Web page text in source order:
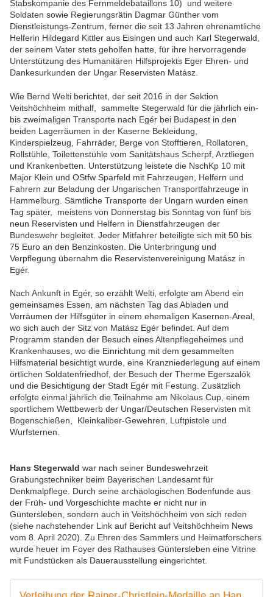
Stabskompanie des Fernmeldebataillons 10) und weitere
Soldaten sowie Regierungsrätin Dagmar Günther vom
Dienstleistungs-Zentrum, ferner die seit 13 Jahren ehrenamtliche
Helferin Hildegard Kittler aus Eisingen und auch Karl Stegerwald,
der seinem Vater stets geholfen hatte, für ihre hervorragende
Unterstützung des Humanitären Hilfsprojekts Eger Ehren- und
Dankesurkunden der Ungar Reservisten Matász.
Wie Bernd Welti berichtet, der seit 2016 in der Sektion
Veitshöchheim mithalf, sammelte Stegerwald für die jährlich ein-
bis zweimaligen Transporte nach Egér bei Budapest in den
beiden Lagerräumen in der Kaserne Bekleidung,
Kinderspielzeug, Fahrräder, Berge von Stofftieren, Rollatoren,
Rollstühle, Toilettenstühle vom Sanitätshaus Scherpf, Arztliegen
und Krankenbetten. Unterstützung leistete die NschKp 10 mit
Major Klein und OStfw Sparfeld mit Fahrzeugen, Helfern und
Fahrern zur Beladung der Ungarischen Transportfahrzeuge in
Hammelburg. Sämtliche Transporte der Ungarn wurden einen
Tag später, meistens von Donnerstag bis Sonntag von fünf bis
neun Reservisten und Helfern in Dienstfahrzeugen der
Bundeswehr begleitet. Jeder Mitfahrer beteiligte sich mit 50 bis
75 Euro an den Benzinkosten. Die Unterbringung und
Verpflegung übernahm die Reservistenvereinigung Matász in
Egér.
Nach Ankunft in Egér, so erzählt Welti, erfolgte am Abend ein
gemeinsames Essen, am nächsten Tag das Abladen und
Verräumen der Hilfsgüter in einem ehemaligen Kasernen-Areal,
wo sich auch der Sitz von Matász Egér befindet. Auf dem
Programm standen der Besuch eines Altenpflegeheimes und
Krankenhauses, wo die Einrichtung mit dem gesammelten
Hilfsmaterial besichtigt wurde, eine Kranzniederlegung auf einem
örtlichen Soldatenfriedhof, der Besuch der Therme Egerszalók
und die Besichtigung der Stadt Egér mit Festung. Zusätzlich
erfolgte einmal jährlich die Teilnahme am Nikolaus Cup, einem
sportlichem Wettbewerb der Ungar/Deutschen Reservisten mit
Bogenschießen, Kleinkaliber-Gewehren, Luftpistole und
Wurfsternen.
Hans Stegerwald war nach seiner Bundeswehrzeit
Grabungstechniker beim Bayerischen Landesamt für
Denkmalpflege. Durch seine archäologischen Bodenfunde aus
der Früh- und Vorgeschichte machte er nicht nur in
Güntersleben, sondern auch in Veitshöchheim von sich reden
(siehe nachstehender Link auf Bericht auf Veitshöchheim News
vom 8. April 2020). Zu Ehren des Sammlers und Heimatforschers
wurde heuer im Foyer des Rathauses Güntersleben eine Vitrine
mit Fundstücken als Dauerausstellung eingerichtet.